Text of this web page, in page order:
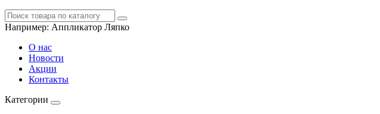
Например: Аппликатор Ляпко
О нас
Новости
Акции
Контакты
Категории